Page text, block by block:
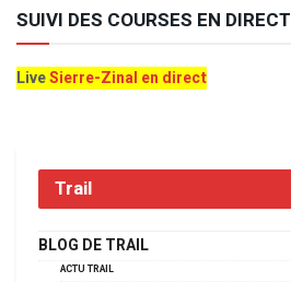
SUIVI DES COURSES EN DIRECT
LiveSierre-Zinal en direct
Trail
BLOG DE TRAIL
ACTU TRAIL